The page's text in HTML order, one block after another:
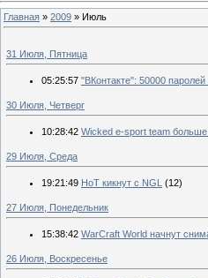
Главная » 2009 » Июль
31 Июля, Пятница
05:25:57 "ВКонтакте": 50000
30 Июля, Четверг
10:28:42 Wicked e-sport team больше
29 Июля, Среда
19:21:49 HoT кикнут с NGL (12)
27 Июля, Понедельник
15:38:42 WarCraft World начнут
26 Июля, Воскресенье